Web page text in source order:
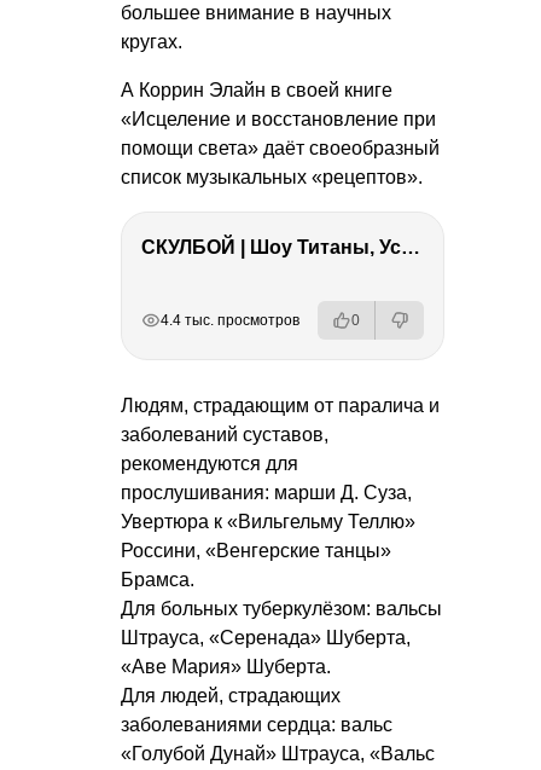
большее внимание в научных
кругах.
А Коррин Элайн в своей книге
«Исцеление и восстановление при
помощи света» даёт своеобразный
список музыкальных «рецептов».
СКУЛБОЙ | Шоу Титаны, Усейн Болт, Ларрат, Зашквар!
4.4 тыс. просмотров 0
Людям, страдающим от паралича и
заболеваний суставов,
рекомендуются для
прослушивания: марши Д. Суза,
Увертюра к «Вильгельму Теллю»
Россини, «Венгерские танцы»
Брамса.
Для больных туберкулёзом: вальсы
Штрауса, «Серенада» Шуберта,
«Аве Мария» Шуберта.
Для людей, страдающих
заболеваниями сердца: вальс
«Голубой Дунай» Штрауса, «Вальс